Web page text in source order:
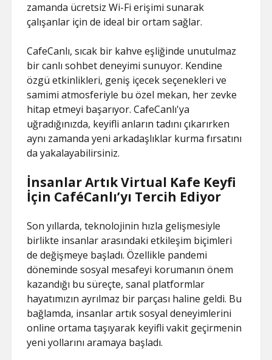
zamanda ücretsiz Wi-Fi erişimi sunarak
çalışanlar için de ideal bir ortam sağlar.
CafeCanlı, sıcak bir kahve eşliğinde unutulmaz
bir canlı sohbet deneyimi sunuyor. Kendine
özgü etkinlikleri, geniş içecek seçenekleri ve
samimi atmosferiyle bu özel mekan, her zevke
hitap etmeyi başarıyor. CafeCanlı'ya
uğradığınızda, keyifli anların tadını çıkarırken
aynı zamanda yeni arkadaşlıklar kurma fırsatını
da yakalayabilirsiniz.
İnsanlar Artık Virtual Kafe Keyfi
İçin CaféCanlı’yı Tercih Ediyor
Son yıllarda, teknolojinin hızla gelişmesiyle
birlikte insanlar arasındaki etkileşim biçimleri
de değişmeye başladı. Özellikle pandemi
döneminde sosyal mesafeyi korumanın önem
kazandığı bu süreçte, sanal platformlar
hayatımızın ayrılmaz bir parçası haline geldi. Bu
bağlamda, insanlar artık sosyal deneyimlerini
online ortama taşıyarak keyifli vakit geçirmenin
yeni yollarını aramaya başladı.